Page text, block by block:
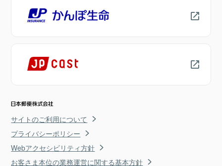
サイトのご利用について
プライバシーポリシー
Webアクセシビリティ方針
お客さま本位の業務運営に関する基本方針